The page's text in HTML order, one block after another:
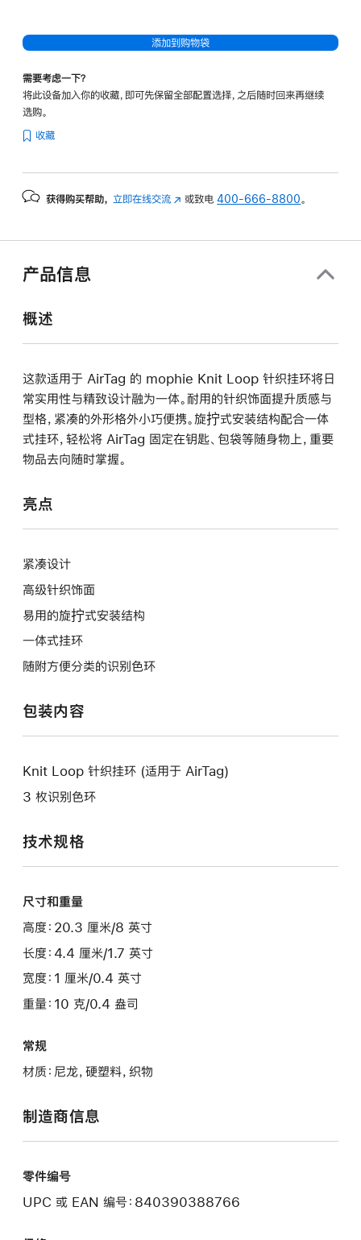
添加到购物袋
需要考虑一下？
将此设备加入你的收藏，即可先保留全部配置选择，之后随时回来再继续
选购。
收藏
获得购买帮助， 立即在线交流 (在 或致电400-666-8800。
产品信息
概述
这款适用于 AirTag 的 mophie Knit Loop 针织挂环将日
常实用性与精致设计融为一体。耐用的针织饰面提升质感与
型格，紧凑的外形格外小巧便携。旋拧式安装结构配合一体
式挂环，轻松将 AirTag 固定在钥匙、包袋等随身物上，重要
物品去向随时掌握。
亮点
紧凑设计
高级针织饰面
易用的旋拧式安装结构
一体式挂环
随附方便分类的识别色环
包装内容
Knit Loop 针织挂环 (适用于 AirTag)
3 枚识别色环
技术规格
尺寸和重量
高度：20.3 厘米/8 英寸
长度：4.4 厘米/1.7 英寸
宽度：1 厘米/0.4 英寸
重量：10 克/0.4 盎司
常规
材质：尼龙，硬塑料，织物
制造商信息
零件编号
UPC 或 EAN 编号：840390388766